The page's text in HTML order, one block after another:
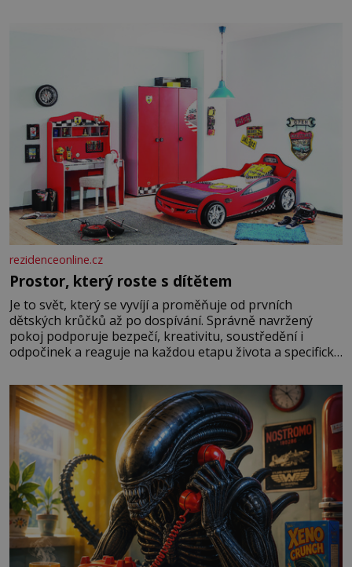
rezidenceonline.cz
Prostor, který roste s dítětem
Je to svět, který se vyvíjí a proměňuje od prvních
dětských krůčků až po dospívání. Správně navržený
pokoj podporuje bezpečí, kreativitu, soustředění i
odpočinek a reaguje na každou etapu života a specifické
měkkost a bezpečí, proto by pokoj miminka měl působit
především klidně a útulně. Předškolní věk je